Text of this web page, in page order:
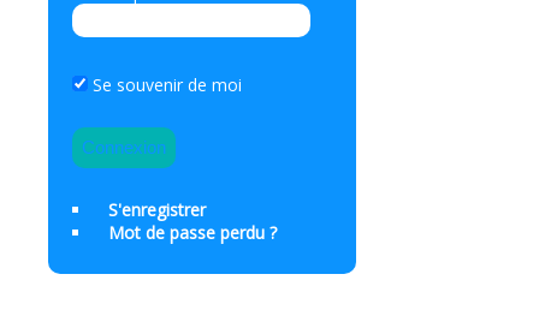
Se souvenir de moi
S'enregistrer
Mot de passe perdu ?